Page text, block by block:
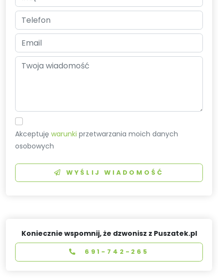
Akceptujęwarunki przetwarzania moich danych
osobowych
WYŚLIJ WIADOMOŚĆ
Koniecznie wspomnij, że dzwonisz z Puszatek.pl
691-742-265